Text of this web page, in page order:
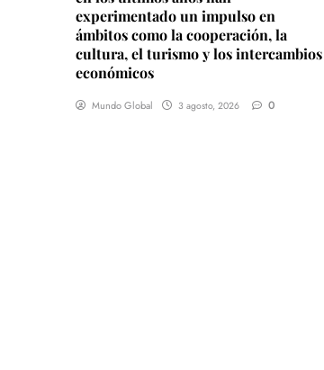
experimentado un impulso en
ámbitos como la cooperación, la
cultura, el turismo y los intercambios
económicos
Mundo Global 3 agosto, 2026 0